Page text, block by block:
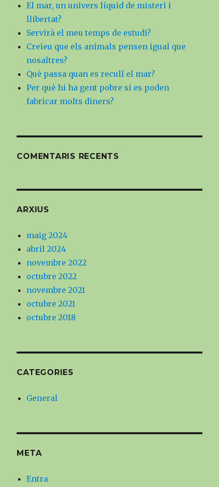
El mar, un univers líquid de misteri i
llibertat?
Servirà el meu temps de estudi?
Creieu que els animals pensen igual que
nosaltres?
Què passa quan es recull el mar?
Per què hi ha gent pobre si es poden
fabricar molts diners?
COMENTARIS RECENTS
ARXIUS
maig 2024
abril 2024
novembre 2022
octubre 2022
novembre 2021
octubre 2021
octubre 2018
CATEGORIES
General
META
Entra